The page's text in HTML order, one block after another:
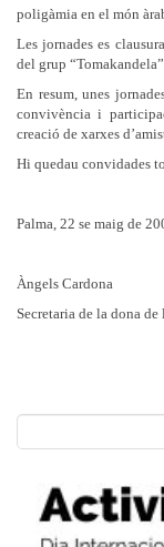
poligàmia en el món
Les jornades es
del grup
En resum, unes
convivència i
creació de xarxes
Hi quedau convidades
Palma, 22 se maig de
Àngels Cardona
Secretaria de la dona de